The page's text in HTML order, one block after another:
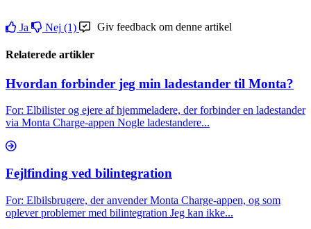
Ja Nej (1) Giv feedback om denne artikel
Relaterede artikler
Hvordan forbinder jeg min ladestander til Monta?
For: Elbilister og ejere af hjemmeladere, der forbinder en ladestander
via Monta Charge-appen Nogle ladestandere...
Fejlfinding ved bilintegration
For: Elbilsbrugere, der anvender Monta Charge-appen, og som
oplever problemer med bilintegration Jeg kan ikke...